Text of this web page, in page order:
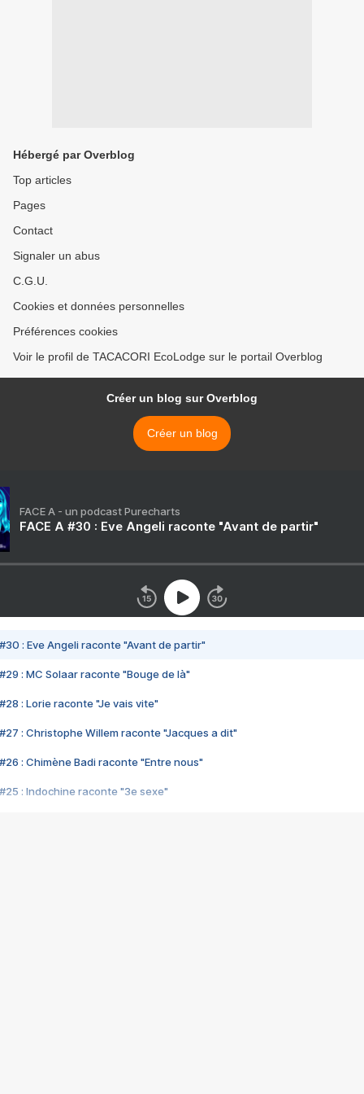
Hébergé par Overblog
Top articles
Pages
Contact
Signaler un abus
C.G.U.
Cookies et données personnelles
Préférences cookies
Voir le profil de TACACORI EcoLodge sur le portail Overblog
Créer un blog sur Overblog
Créer un blog
FACE A - un podcast Purecharts
FACE A #30 : Eve Angeli raconte "Avant de partir"
#30 : Eve Angeli raconte "Avant de partir"
#29 : MC Solaar raconte "Bouge de là"
#28 : Lorie raconte "Je vais vite"
#27 : Christophe Willem raconte "Jacques a dit"
#26 : Chimène Badi raconte "Entre nous"
#25 : Indochine raconte "3e sexe"